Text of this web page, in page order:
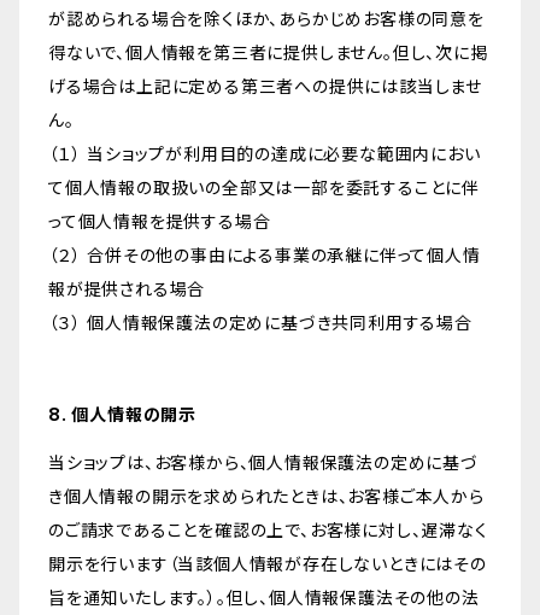
が認められる場合を除くほか、あらかじめお客様の同意を
得ないで、個人情報を第三者に提供しません。但し、次に掲
げる場合は上記に定める第三者への提供には該当しませ
ん。
（１） 当ショップが利用目的の達成に必要な範囲内におい
て個人情報の取扱いの全部又は一部を委託することに伴
って個人情報を提供する場合
（２） 合併その他の事由による事業の承継に伴って個人情
報が提供される場合
（３） 個人情報保護法の定めに基づき共同利用する場合
8. 個人情報の開示
当ショップは、お客様から、個人情報保護法の定めに基づ
き個人情報の開示を求められたときは、お客様ご本人から
のご請求であることを確認の上で、お客様に対し、遅滞なく
開示を行います（当該個人情報が存在しないときにはその
旨を通知いたします。）。但し、個人情報保護法その他の法